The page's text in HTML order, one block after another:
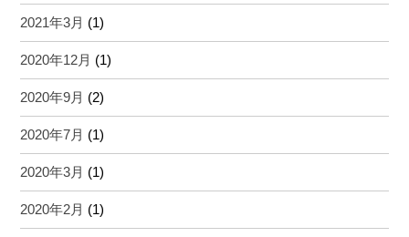
2021年3月 (1)
2020年12月 (1)
2020年9月 (2)
2020年7月 (1)
2020年3月 (1)
2020年2月 (1)